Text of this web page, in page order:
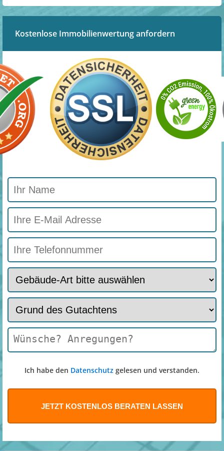
Kostenlose Immobilienwertung anfordern
Ich habe den Datenschutz gelesen und verstanden.